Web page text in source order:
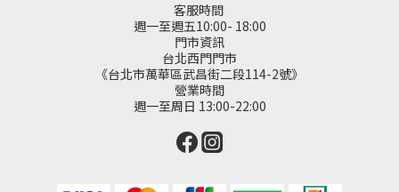
客服時間
週一至週五10:00- 18:00
門市資訊
台北西門門市
《台北市萬華區武昌街二段114-2號》
營業時間
週一至周日 13:00-22:00